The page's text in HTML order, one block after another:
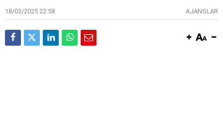
18/03/2025 22:58 AJANSLAR